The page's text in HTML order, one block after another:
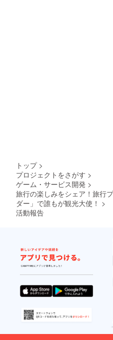
トップ >
プロジェクトをさがす >
ゲーム・サービス開発 >
旅行の楽しみをシェア！旅行
ダー」で誰もが観光大使！ >
活動報告